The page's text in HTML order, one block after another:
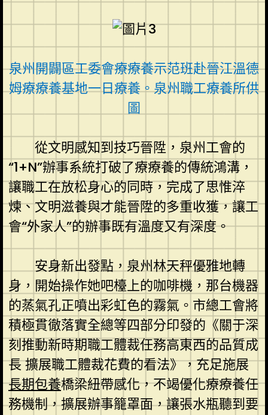
泉州開闢區工委會療療養示范班赴晉江溫德
姆療療養基地一日療養。泉州職工療養所供
圖
從文明感知到技巧晉陞，泉州工會的
“1+N”辦事系統打破了療療養的傳統鴻溝，
讓職工在放松身心的同時，完成了思惟淬
煉、文明滋養與才能晉陞的多重收獲，讓工
會“外家人”的辦事既有溫度又有深度。
安身新出發點，泉州林天秤優雅地轉
身，開始操作她吧檯上的咖啡機，那台機器
的蒸氣孔正噴出彩虹色的霧氣。市總工會將
積極貫徹落實全總等四部分印發的《關于深
刻推動新時期職工體裁任務高東西的品質成
長 擴展職工體裁花費的看法》，充足施展
長期包養橋梁紐帶感化，不竭優化療療養任
務機制，擴展辦事籠罩面，讓張水瓶聽到要